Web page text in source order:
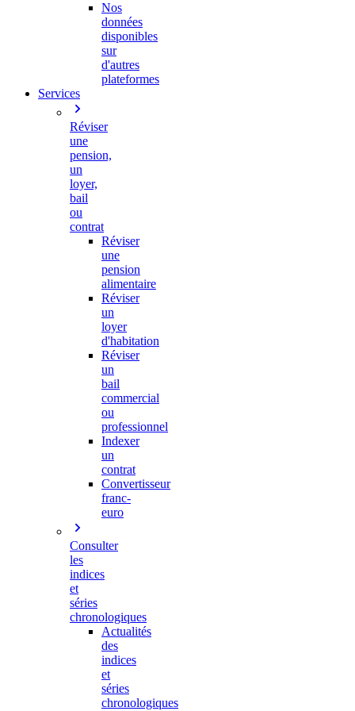
Nos
données
disponibles
sur
d'autres
plateformes
Services
Réviser
une
pension,
un
loyer,
bail
ou
contrat
Réviser
une
pension
alimentaire
Réviser
un
loyer
d'habitation
Réviser
un
bail
commercial
ou
professionnel
Indexer
un
contrat
Convertisseur
franc-
euro
Consulter
les
indices
et
séries
chronologiques
Actualités
des
indices
et
séries
chronologiques